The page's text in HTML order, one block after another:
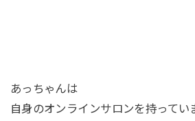
あっちゃんは
自身のオンラインサロンを持ってい